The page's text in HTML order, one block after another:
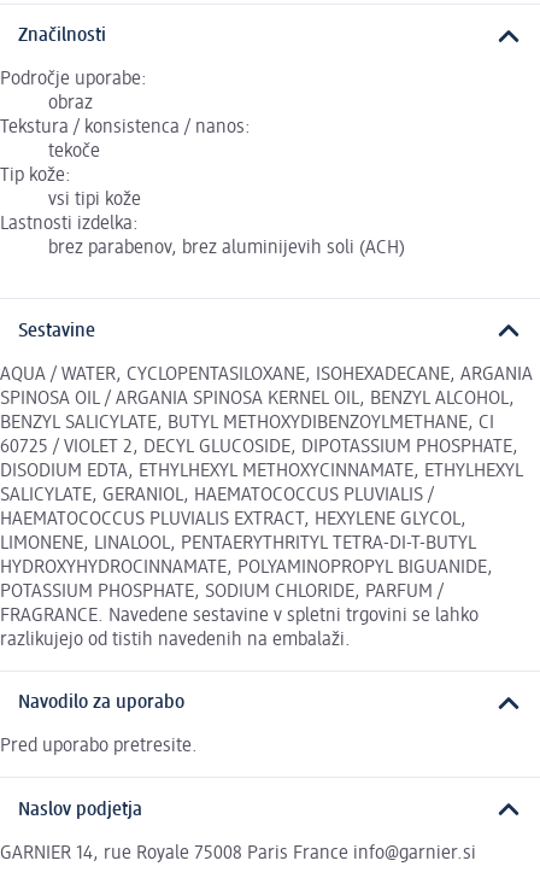
Značilnosti
Področje uporabe:
obraz
Tekstura / konsistenca / nanos:
tekoče
Tip kože:
vsi tipi kože
Lastnosti izdelka:
brez parabenov, brez aluminijevih soli (ACH)
Sestavine
AQUA / WATER, CYCLOPENTASILOXANE, ISOHEXADECANE, ARGANIA
SPINOSA OIL / ARGANIA SPINOSA KERNEL OIL, BENZYL ALCOHOL,
BENZYL SALICYLATE, BUTYL METHOXYDIBENZOYLMETHANE, CI
60725 / VIOLET 2, DECYL GLUCOSIDE, DIPOTASSIUM PHOSPHATE,
DISODIUM EDTA, ETHYLHEXYL METHOXYCINNAMATE, ETHYLHEXYL
SALICYLATE, GERANIOL, HAEMATOCOCCUS PLUVIALIS /
HAEMATOCOCCUS PLUVIALIS EXTRACT, HEXYLENE GLYCOL,
LIMONENE, LINALOOL, PENTAERYTHRITYL TETRA-DI-T-BUTYL
HYDROXYHYDROCINNAMATE, POLYAMINOPROPYL BIGUANIDE,
POTASSIUM PHOSPHATE, SODIUM CHLORIDE, PARFUM /
FRAGRANCE. Navedene sestavine v spletni trgovini se lahko
razlikujejo od tistih navedenih na embalaži.
Navodilo za uporabo
Pred uporabo pretresite.
Naslov podjetja
GARNIER 14, rue Royale 75008 Paris France info@garnier.si